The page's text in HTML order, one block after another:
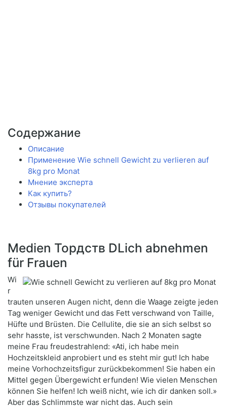
Содержание
Описание
Применение Wie schnell Gewicht zu verlieren auf
8kg pro Monat
Мнение эксперта
Как купить?
Отзывы покупателей
Medien Topдств DLich abnehmen
für Frauen
Wi
r
trauten unseren Augen nicht, denn die Waage zeigte jeden
Tag weniger Gewicht und das Fett verschwand von Taille,
Hüfte und Brüsten. Die Cellulite, die sie an sich selbst so
sehr hasste, ist verschwunden. Nach 2 Monaten sagte
meine Frau freudestrahlend: «Ati, ich habe mein
Hochzeitskleid anprobiert und es steht mir gut! Ich habe
meine Vorhochzeitsfigur zurückbekommen! Sie haben ein
Mittel gegen Übergewicht erfunden! Wie vielen Menschen
können Sie helfen! Ich weiß nicht, wie ich dir danken soll.»
Aber das Schlimmste war nicht das. Auch sein